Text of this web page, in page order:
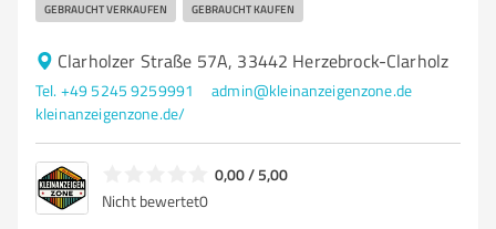
GEBRAUCHT VERKAUFEN GEBRAUCHT KAUFEN
Clarholzer Straße 57A, 33442 Herzebrock-Clarholz
Tel. +49 5245 9259991
admin@kleinanzeigenzone.de
kleinanzeigenzone.de/
0,00 / 5,00
Nicht bewertet0